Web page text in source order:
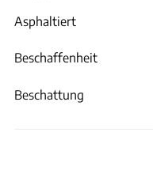
Asphaltiert
Beschaffenheit
Beschattung